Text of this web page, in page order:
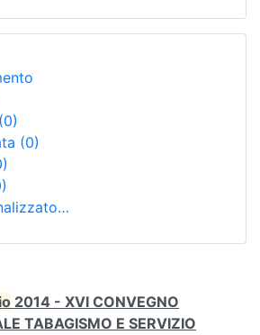
(0)
(0)
2014 - XVI CONVEGNO
TABAGISMO E SERVIZIO